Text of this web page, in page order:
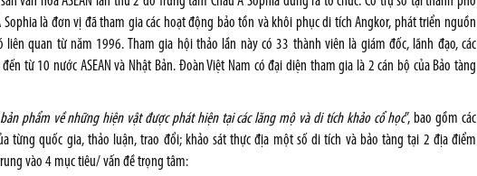
Sophia là đơn vị đã tham gia các hoạt động bảo tồn và khôi phục di tích Angkor, phát triển nguồn
liên quan từ năm 1996. Tham gia hội thảo lần này có 33 thành viên là giám đốc, lãnh đạo, các
từ 10 nước ASEAN và Nhật Bản. Đoàn Việt Nam có đại diện tham gia là 2 cán bộ của Bảo tàng
phẩm về những hiện vật được phát hiện tại các lăng mộ và di tích khảo cổ học”, bao gồm các
từng quốc gia, thảo luận, trao đổi; khảo sát thực địa một số di tích và bảo tàng tại 2 địa điểm
vào 4 mục tiêu/ vấn đề trọng tâm: